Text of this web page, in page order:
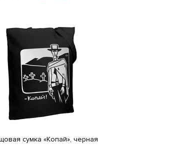
сумка «Копай», черная